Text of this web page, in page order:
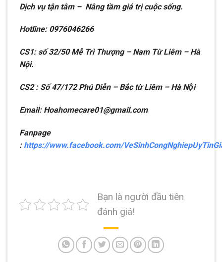
Dịch vụ tận tâm – Nâng tầm giá trị cuộc sống.
Hotline: 0976046266
CS1: số 32/50 Mễ Trì Thượng – Nam Từ Liêm – Hà
Nội.
CS2 : Số 47/172 Phú Diễn – Bắc từ Liêm – Hà Nội
Email: Hoahomecare01@gmail.com
Fanpage
:https://www.facebook.com/
Bạn là người đầu tiên
đánh giá!